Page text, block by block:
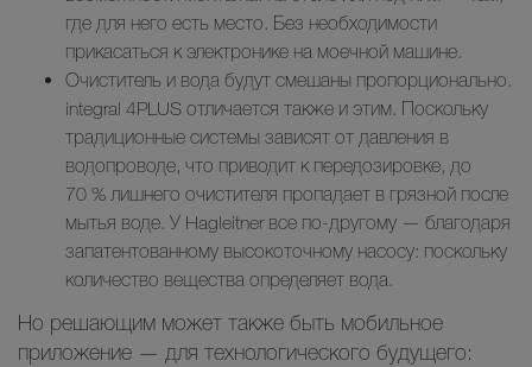
где для него есть место. Без необходимости
прикасаться к электронике на моечной машине.
Очиститель и вода будут смешаны пропорционально.
integral 4PLUS отличается также и этим. Поскольку
традиционные системы зависят от давления в
водопроводе, что приводит к передозировке, до
70 % лишнего очистителя пропадает в грязной после
мытья воде. У Hagleitner все по-другому — благодаря
запатентованному высокоточному насосу: поскольку
количество вещества определяет вода.
Но решающим может также быть мобильное
приложение — для технологического будущего: